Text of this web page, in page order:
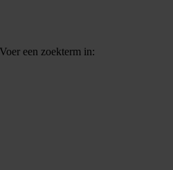
Voer een zoekterm in: